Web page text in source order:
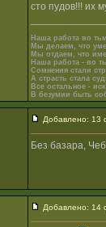
сто пудов!!! их
Наша работа во
Мы делаем, что
Мы отдаем, что
Наша работа - во
Сомнения стали
А страсть стала
Все остальное -
В безумии быть
Добавлено: 13
Без базара,
Добавлено: 14